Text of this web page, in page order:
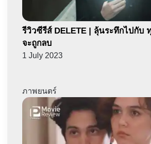
รีวิวซีรีส์ DELETE | ลุ้นระทึกไปกับ
จะถูกลบ
1 July 2023
ภาพยนตร์